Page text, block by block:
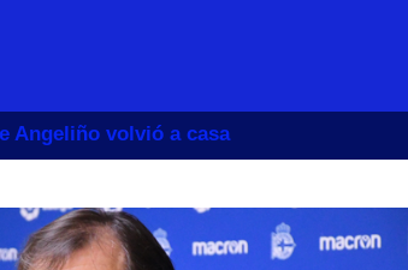
Angeliño volvió a casa